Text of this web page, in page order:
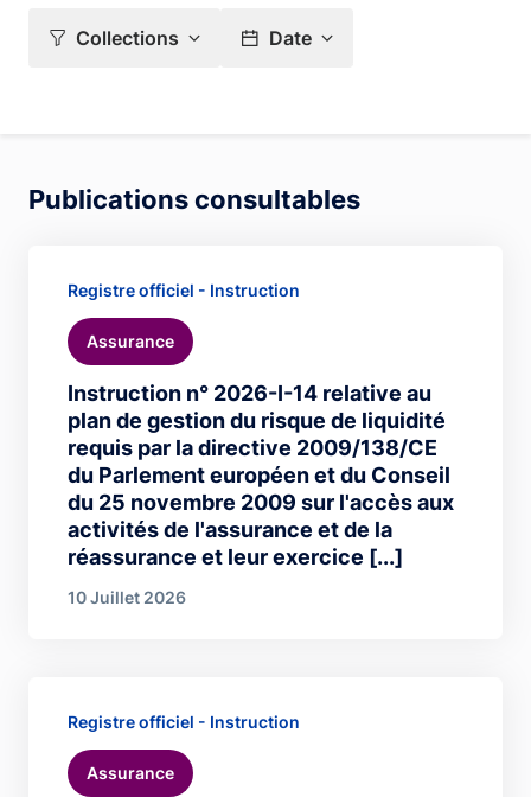
Collections Date
Publications consultables
Instruction n° 2026-I-14 relative au
plan de gestion du risque de liquidité
requis par la directive 2009/138/CE
du Parlement européen et du Conseil
du 25 novembre 2009 sur l'accès aux
activités de l'assurance et de la
réassurance et leur exercice [...]
Registre officiel - Instruction
Assurance
10 Juillet 2026
Registre officiel - Instruction
Assurance